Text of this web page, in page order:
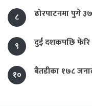
८
ढोरपाटनमा पुगे
९ दुई दशकपछि फेरि
१० बैतडीका १७८